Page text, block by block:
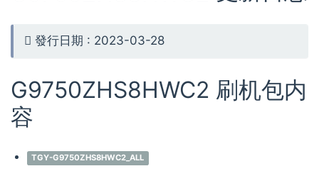
發行日期 : 2023-03-28
G9750ZHS8HWC2 刷机包内
容
TGY-G9750ZHS8HWC2_ALL